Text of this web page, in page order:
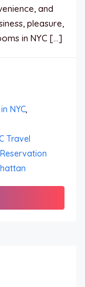
and
pleasure,
in NYC […]
NYC,
Travel
Reservation